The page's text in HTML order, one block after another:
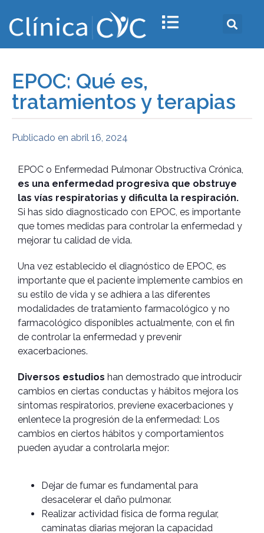
EPOC: Qué es,
tratamientos y terapias
Publicado en abril 16, 2024
EPOC o Enfermedad Pulmonar Obstructiva Crónica,
es una enfermedad progresiva que obstruye
las vías respiratorias y dificulta la respiración.
Si has sido diagnosticado con EPOC, es importante
que tomes medidas para controlar la enfermedad y
mejorar tu calidad de vida.
Una vez establecido el diagnóstico de EPOC, es
importante que el paciente implemente cambios en
su estilo de vida y se adhiera a las diferentes
modalidades de tratamiento farmacológico y no
farmacológico disponibles actualmente, con el fin
de controlar la enfermedad y prevenir
exacerbaciones.
Diversos estudios han demostrado que introducir
cambios en ciertas conductas y hábitos mejora los
síntomas respiratorios, previene exacerbaciones y
enlentece la progresión de la enfermedad: Los
cambios en ciertos hábitos y comportamientos
pueden ayudar a controlarla mejor:
Dejar de fumar es fundamental para
desacelerar el daño pulmonar.
Realizar actividad física de forma regular,
caminatas diarias mejoran la capacidad